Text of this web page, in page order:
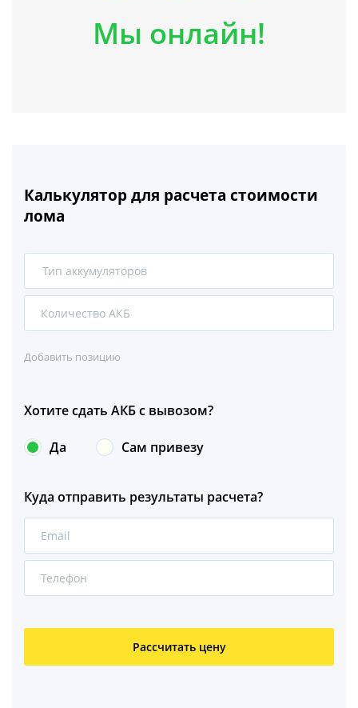
Мы онлайн!
Калькулятор для расчета стоимости
лома
Тип аккумуляторов
1
Добавить позицию
Хотите сдать АКБ с вывозом?
Да Сам привезу
Куда отправить результаты расчета?
Рассчитать цену